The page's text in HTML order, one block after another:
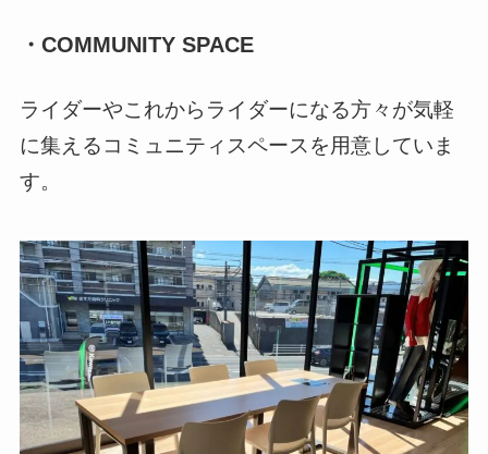
・COMMUNITY SPACE
ライダーやこれからライダーになる方々が気軽
に集えるコミュニティスペースを用意していま
す。